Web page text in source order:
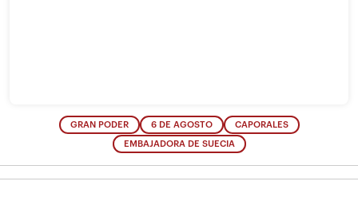
GRAN PODER 6 DE AGOSTO CAPORALES
EMBAJADORA DE SUECIA